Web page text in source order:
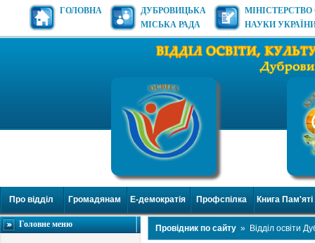
ГОЛОВНА
ДУБРОВИЦЬКА
МІСЬКА РАДА
МІНІСТЕРСТВО
НАУКИ
Про відділ Громадянам Е-демократія Профспілка Книга Пам'яті
Головне меню Провідник по сайту » Відділ освіти